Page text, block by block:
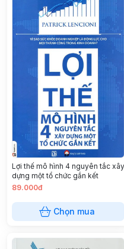
Lợi thế mô hình 4 nguyên tắc xây
dựng một tổ chức gắn kết
89.000đ
Chọn mua